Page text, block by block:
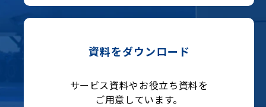
資料をダウンロード
サービス資料やお役立ち資料を
ご用意しています。